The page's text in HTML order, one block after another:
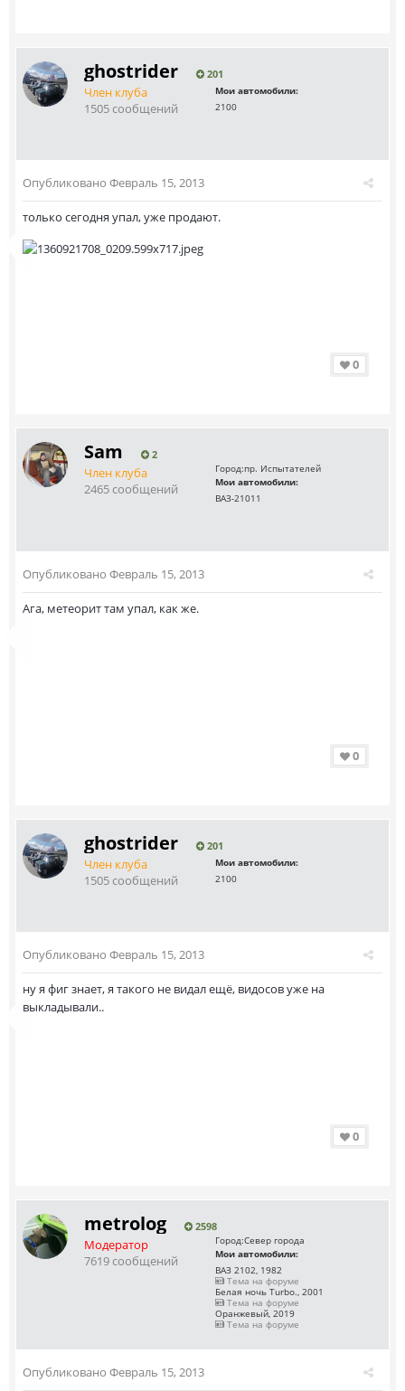
ghostrider 201
Член клуба
1505 сообщений
Мои автомобили:
2100
Опубликовано Февраль 15, 2013
только сегодня упал, уже продают.
0
Sam 2
Член клуба
2465 сообщений
Город:пр. Испытателей
Мои автомобили:
ВАЗ-21011
Опубликовано Февраль 15, 2013
Ага, метеорит там упал, как же.
0
ghostrider 201
Член клуба
1505 сообщений
Мои автомобили:
2100
Опубликовано Февраль 15, 2013
ну я фиг знает, я такого не видал ещё, видосов уже на
выкладывали..
0
metrolog 2598
Модератор
7619 сообщений
Город:Север города
Мои автомобили:
ВАЗ 2102, 1982
Тема на форуме
Белая ночь Turbo., 2001
Тема на форуме
Оранжевый, 2019
Тема на форуме
Опубликовано Февраль 15, 2013